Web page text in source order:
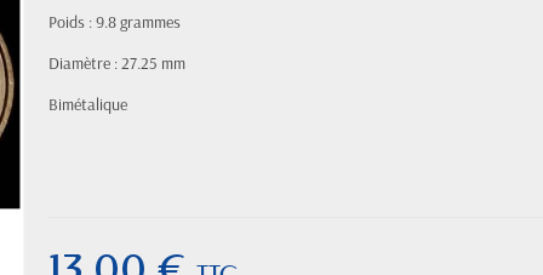
Poids : 9.8 grammes
Diamètre : 27.25 mm
Bimétalique